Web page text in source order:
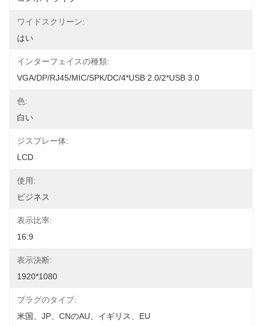
ワイドスクリーン:
はい
インターフェイスの種類:
VGA/DP/RJ45/MIC/SPK/DC/4*USB 2.0/2*USB 3.0
色:
白い
ジスプレー体:
LCD
使用:
ビジネス
表示比率:
16:9
表示決断:
1920*1080
プラグのタイプ:
米国、JP、CNのAU、イギリス、EU